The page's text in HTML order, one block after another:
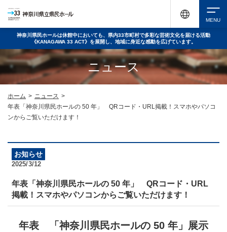
神奈川県民ホールは休館中においても、県内33市町村で多彩な芸術文化を届ける活動
《KANAGAWA 33 ACT》を展開し、地域に身近な感動を広げています。
・ イベント一覧
・ イベントカレンダー
休館中の県民ホールについて
・ 施設概要
・ パイプオルガン
神奈川県立県民ホールSNS
​​​​​​​​​​​​​神奈川県立県民ホール
ニュース
ホーム > ニュース >
年表「神奈川県民ホールの 50 年」 QRコード・URL掲載！スマホやパソコ
ンからご覧いただけます！
お知らせ
2025/3/12
年表「神奈川県民ホールの 50 年」 QRコード・URL
掲載！スマホやパソコンからご覧いただけます！
年表 「神奈川県民ホールの 50 年」展示